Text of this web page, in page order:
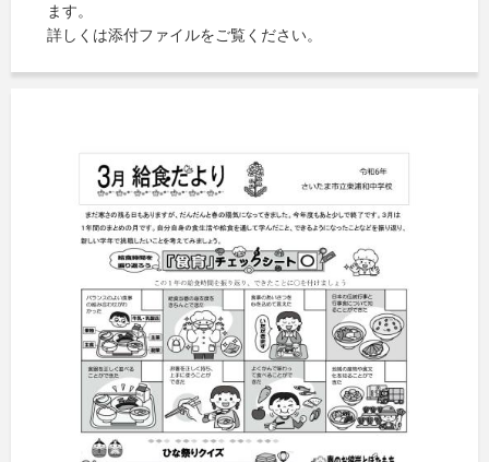
ます。
詳しくは添付ファイルをご覧ください。